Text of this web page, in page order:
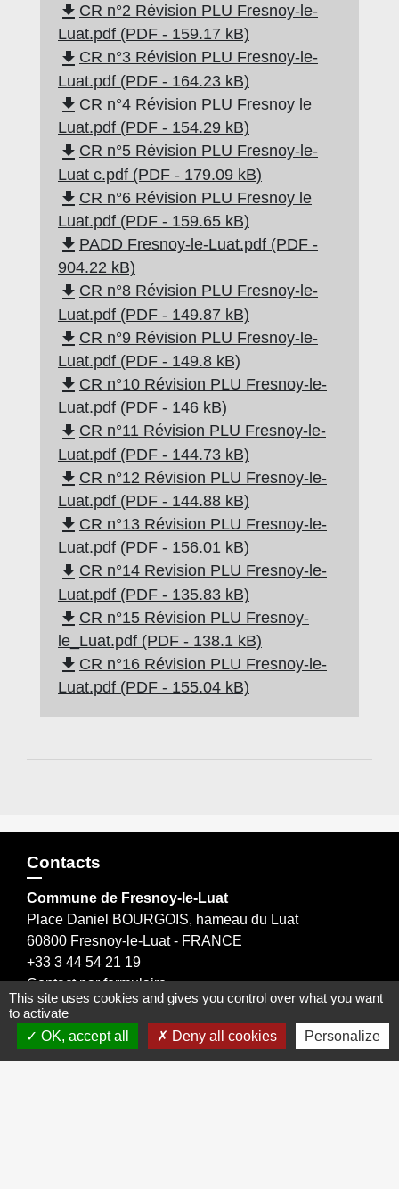
file_download CR n°2 Révision PLU Fresnoy-le-
Luat.pdf (PDF - 159.17 kB)
file_download CR n°3 Révision PLU Fresnoy-le-
Luat.pdf (PDF - 164.23 kB)
file_download CR n°4 Révision PLU Fresnoy le
Luat.pdf (PDF - 154.29 kB)
file_download CR n°5 Révision PLU Fresnoy-le-
Luat c.pdf (PDF - 179.09 kB)
file_download CR n°6 Révision PLU Fresnoy le
Luat.pdf (PDF - 159.65 kB)
file_download PADD Fresnoy-le-Luat.pdf (PDF -
904.22 kB)
file_download CR n°8 Révision PLU Fresnoy-le-
Luat.pdf (PDF - 149.87 kB)
file_download CR n°9 Révision PLU Fresnoy-le-
Luat.pdf (PDF - 149.8 kB)
file_download CR n°10 Révision PLU Fresnoy-le-
Luat.pdf (PDF - 146 kB)
file_download CR n°11 Révision PLU Fresnoy-le-
Luat.pdf (PDF - 144.73 kB)
file_download CR n°12 Révision PLU Fresnoy-le-
Luat.pdf (PDF - 144.88 kB)
file_download CR n°13 Révision PLU Fresnoy-le-
Luat.pdf (PDF - 156.01 kB)
file_download CR n°14 Revision PLU Fresnoy-le-
Luat.pdf (PDF - 135.83 kB)
file_download CR n°15 Révision PLU Fresnoy-
le_Luat.pdf (PDF - 138.1 kB)
file_download CR n°16 Révision PLU Fresnoy-le-
Luat.pdf (PDF - 155.04 kB)
Contacts
Commune de Fresnoy-le-Luat
Place Daniel BOURGOIS, hameau du Luat
60800 Fresnoy-le-Luat - FRANCE
+33 3 44 54 21 19
Contact par formulaire
This site uses cookies and gives you control over what you want
to activate
OK, accept all
Deny all cookies Personalize